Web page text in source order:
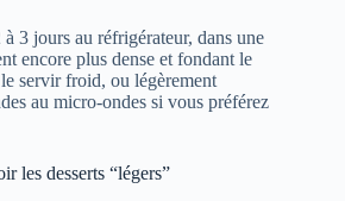
3 jours au réfrigérateur, dans une
encore plus dense et fondant le
servir froid, ou légèrement
au micro-ondes si vous préférez
les desserts “légers”